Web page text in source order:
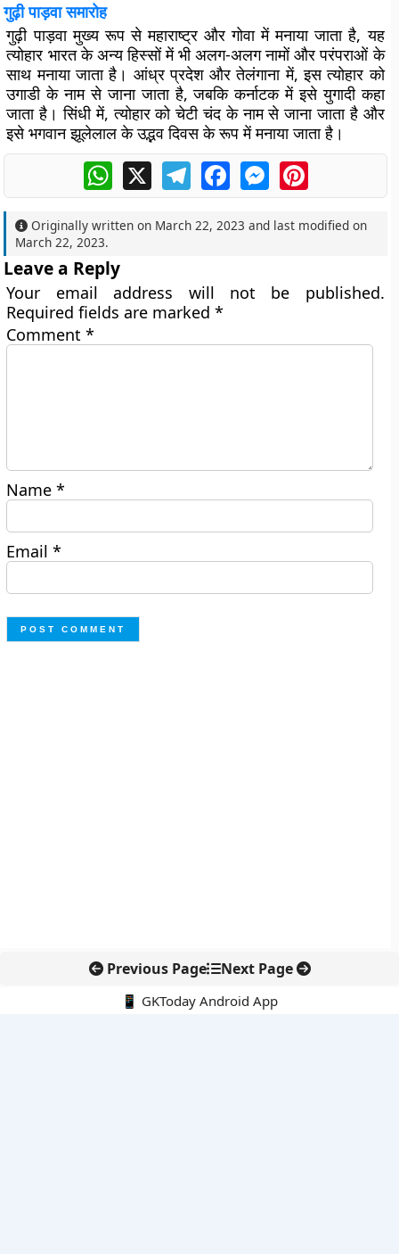
गुढ़ी पाड़वा समारोह
गुढ़ी पाड़वा मुख्य रूप से महाराष्ट्र और गोवा में मनाया जाता है, यह
त्योहार भारत के अन्य हिस्सों में भी अलग-अलग नामों और परंपराओं के
साथ मनाया जाता है। आंध्र प्रदेश और तेलंगाना में, इस त्योहार को
उगाडी के नाम से जाना जाता है, जबकि कर्नाटक में इसे युगादी कहा
जाता है। सिंधी में, त्योहार को चेटी चंद के नाम से जाना जाता है और
इसे भगवान झूलेलाल के उद्भव दिवस के रूप में मनाया जाता है।
WhatsApp
X TelegramFacebookMessengerPinterest
Originally written on March 22, 2023 and last modified on
March 22, 2023.
Leave a Reply
Your email address will not be published.
Required fields are marked*
Comment*
Name*
Email*
Previous Page Next Page
📱 GKToday Android App